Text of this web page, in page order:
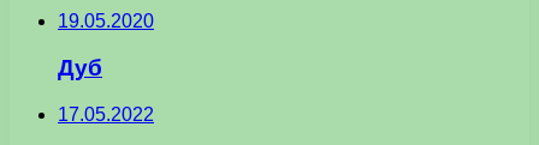
19.05.2020
Дуб
17.05.2022